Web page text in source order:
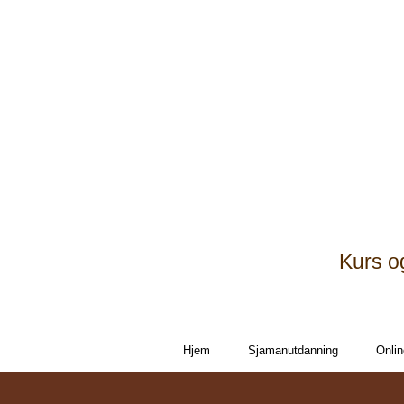
Kurs
Hjem Sjamanutdanning